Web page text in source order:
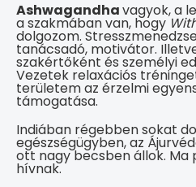
Ashwagandhavagyok, a
a szakmában van, hogy
dolgozom.
tanácsadó, motivátor.
szakértőként és személyi
Vezetek relaxációs
területem az érzelmi
támogatása.
Indiában régebben sokat
egészségügyben, az
ott nagy becsben állok. Ma
hívnak.